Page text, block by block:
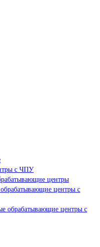
с ЧПУ
центры
центры с
обрабатывающие центры с